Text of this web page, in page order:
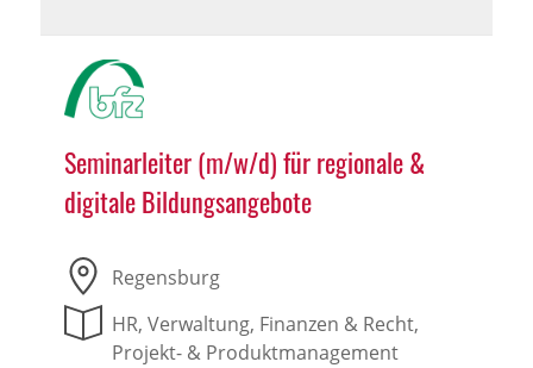
Seminarleiter (m/w/d) für regionale &
digitale Bildungsangebote
Regensburg
HR, Verwaltung, Finanzen & Recht,
Projekt- & Produktmanagement